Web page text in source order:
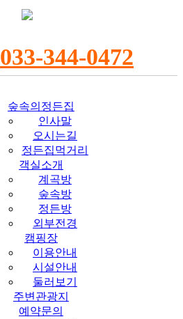
033-344-0472
숲속의정든집
인사말
오시는길
정든집먹거리
객실소개
계곡방
숲속방
정든방
외부전경
캠핑장
이용안내
시설안내
둘러보기
주변관광지
예약문의